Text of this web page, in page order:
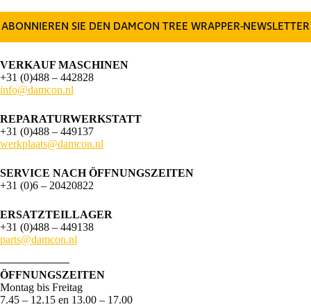
A
P
T
H
A
VERKAUF MASCHINEN
+31 (0)488 – 442828
info@damcon.nl
REPARATURWERKSTATT
+31 (0)488 – 449137
werkplaats@damcon.nl
SERVICE NACH ÖFFNUNGSZEITEN
+31 (0)6 – 20420822
ERSATZTEILLAGER
+31 (0)488 – 449138
parts@damcon.nl
ÖFFNUNGSZEITEN
Montag bis Freitag
7.45 – 12.15 en 13.00 – 17.00